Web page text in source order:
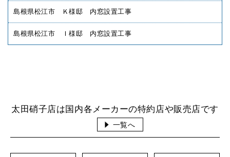
島根県松江市 Ｋ様邸 内窓設置工事
島根県松江市 Ｉ様邸 内窓設置工事
太田硝子店は国内各メーカーの特約店や販売店です
一覧へ